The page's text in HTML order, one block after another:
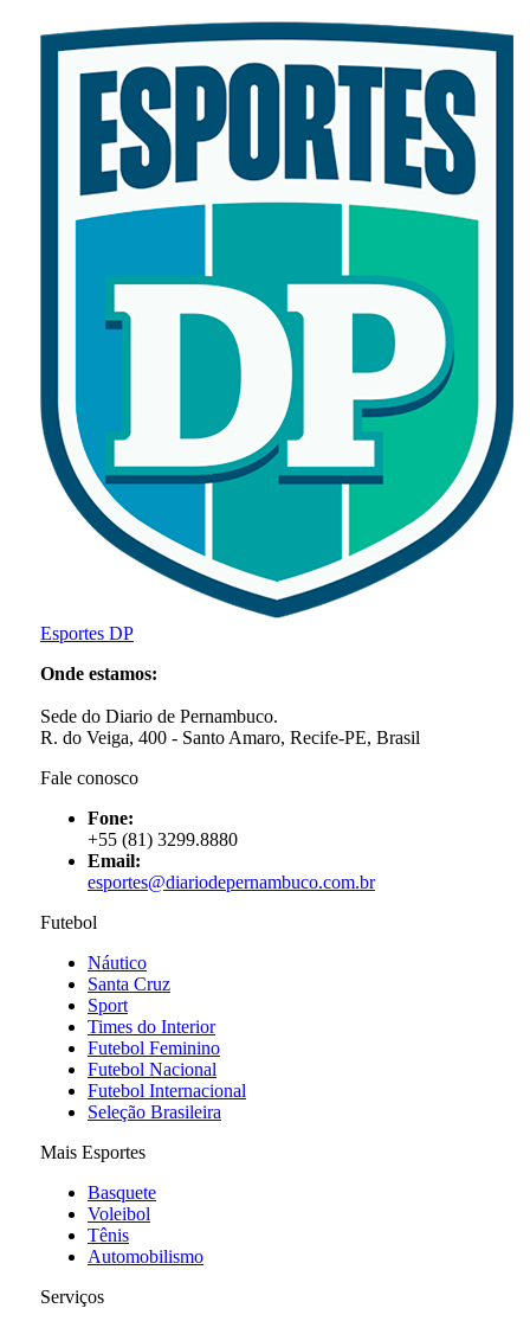
Esportes DP
Onde estamos:
Sede do Diario de Pernambuco.
R. do Veiga, 400 - Santo Amaro, Recife-PE, Brasil
Fale conosco
Fone:
+55 (81) 3299.8880
Email:
esportes@diariodepernambuco.com.br
Futebol
Náutico
Santa Cruz
Sport
Times do Interior
Futebol Feminino
Futebol Nacional
Futebol Internacional
Seleção Brasileira
Mais Esportes
Basquete
Voleibol
Tênis
Automobilismo
Serviços